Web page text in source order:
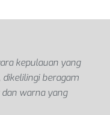
kepulauan yang
dikelilingi beragam
warna yang